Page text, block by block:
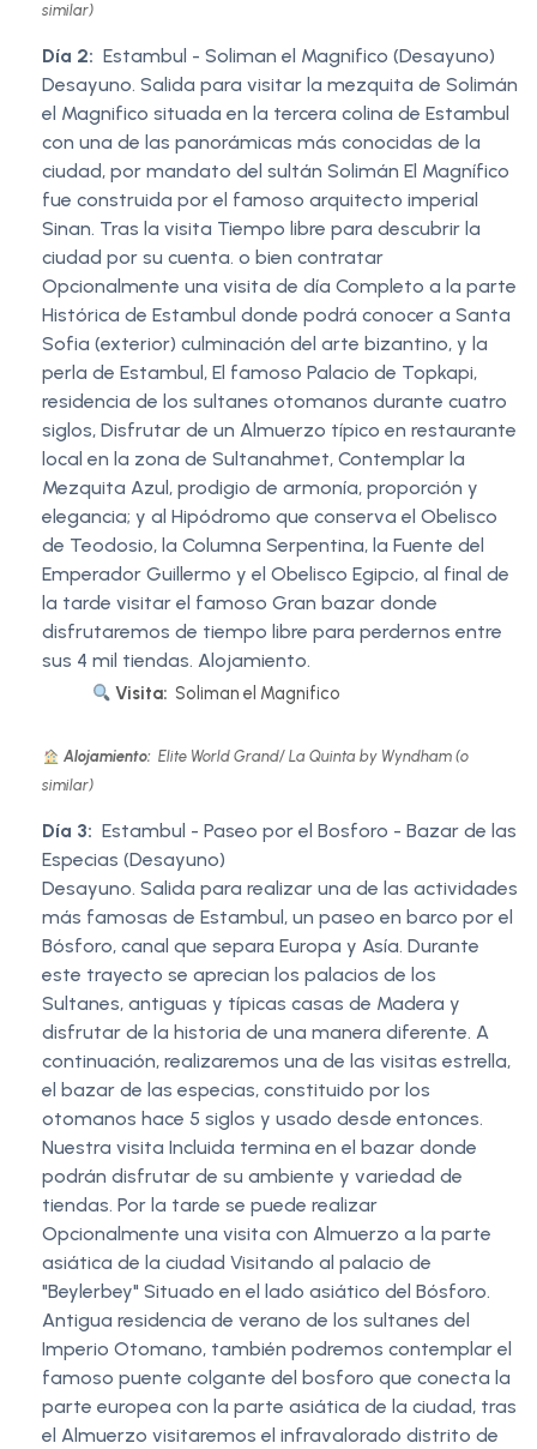
similar)
Día 2: Estambul - Soliman el Magnifico (Desayuno)
Desayuno. Salida para visitar la mezquita de Solimán
el Magnifico situada en la tercera colina de Estambul
con una de las panorámicas más conocidas de la
ciudad, por mandato del sultán Solimán El Magnífico
fue construida por el famoso arquitecto imperial
Sinan. Tras la visita Tiempo libre para descubrir la
ciudad por su cuenta. o bien contratar
Opcionalmente una visita de día Completo a la parte
Histórica de Estambul donde podrá conocer a Santa
Sofia (exterior) culminación del arte bizantino, y la
perla de Estambul, El famoso Palacio de Topkapi,
residencia de los sultanes otomanos durante cuatro
siglos, Disfrutar de un Almuerzo típico en restaurante
local en la zona de Sultanahmet, Contemplar la
Mezquita Azul, prodigio de armonía, proporción y
elegancia; y al Hipódromo que conserva el Obelisco
de Teodosio, la Columna Serpentina, la Fuente del
Emperador Guillermo y el Obelisco Egipcio, al final de
la tarde visitar el famoso Gran bazar donde
disfrutaremos de tiempo libre para perdernos entre
sus 4 mil tiendas. Alojamiento.
Visita: Soliman el Magnifico
Alojamiento: Elite World Grand/ La Quinta by Wyndham (o
similar)
Día 3: Estambul - Paseo por el Bosforo - Bazar de las
Especias (Desayuno)
Desayuno. Salida para realizar una de las actividades
más famosas de Estambul, un paseo en barco por el
Bósforo, canal que separa Europa y Asía. Durante
este trayecto se aprecian los palacios de los
Sultanes, antiguas y típicas casas de Madera y
disfrutar de la historia de una manera diferente. A
continuación, realizaremos una de las visitas estrella,
el bazar de las especias, constituido por los
otomanos hace 5 siglos y usado desde entonces.
Nuestra visita Incluida termina en el bazar donde
podrán disfrutar de su ambiente y variedad de
tiendas. Por la tarde se puede realizar
Opcionalmente una visita con Almuerzo a la parte
asiática de la ciudad Visitando al palacio de
"Beylerbey" Situado en el lado asiático del Bósforo.
Antigua residencia de verano de los sultanes del
Imperio Otomano, también podremos contemplar el
famoso puente colgante del bosforo que conecta la
parte europea con la parte asiática de la ciudad, tras
el Almuerzo visitaremos el infravalorado distrito de